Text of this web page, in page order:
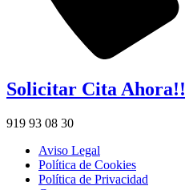
Solicitar Cita Ahora!!
919 93 08 30
Aviso Legal
Política de Cookies
Política de Privacidad